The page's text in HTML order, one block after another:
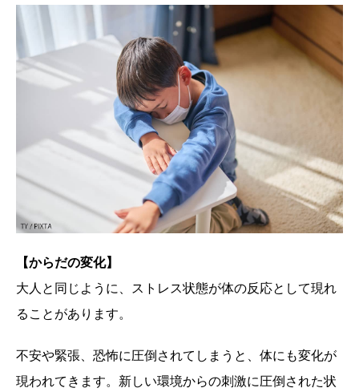
【からだの変化】
大人と同じように、ストレス状態が体の反応として現れ
ることがあります。
不安や緊張、恐怖に圧倒されてしまうと、体にも変化が
現われてきます。新しい環境からの刺激に圧倒された状